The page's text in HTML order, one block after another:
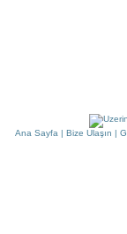
Ana Sayfa | Bize Ulaşın |